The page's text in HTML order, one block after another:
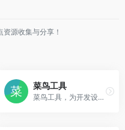
源收集与分享！
菜鸟工具
菜鸟工具，为开发设计人员提供在线工具，提供在线PHP、Python、 CSS、JS 调试，中文简繁体转换，进制转换等工具。致力于打造国内专业WEB开发工具，集成开发环境，WEB开发教程。